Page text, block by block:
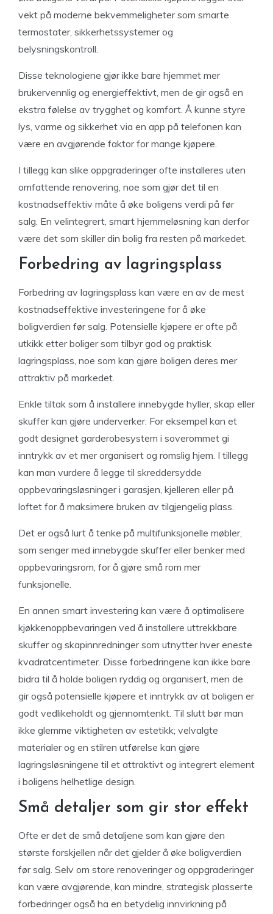
vekt på moderne bekvemmeligheter som smarte
termostater, sikkerhetssystemer og
belysningskontroll.
Disse teknologiene gjør ikke bare hjemmet mer
brukervennlig og energieffektivt, men de gir også en
ekstra følelse av trygghet og komfort. Å kunne styre
lys, varme og sikkerhet via en app på telefonen kan
være en avgjørende faktor for mange kjøpere.
I tillegg kan slike oppgraderinger ofte installeres uten
omfattende renovering, noe som gjør det til en
kostnadseffektiv måte å øke boligens verdi på før
salg. En velintegrert, smart hjemmeløsning kan derfor
være det som skiller din bolig fra resten på markedet.
Forbedring av lagringsplass
Forbedring av lagringsplass kan være en av de mest
kostnadseffektive investeringene for å øke
boligverdien før salg. Potensielle kjøpere er ofte på
utkikk etter boliger som tilbyr god og praktisk
lagringsplass, noe som kan gjøre boligen deres mer
attraktiv på markedet.
Enkle tiltak som å installere innebygde hyller, skap eller
skuffer kan gjøre underverker. For eksempel kan et
godt designet garderobesystem i soverommet gi
inntrykk av et mer organisert og romslig hjem. I tillegg
kan man vurdere å legge til skreddersydde
oppbevaringsløsninger i garasjen, kjelleren eller på
loftet for å maksimere bruken av tilgjengelig plass.
Det er også lurt å tenke på multifunksjonelle møbler,
som senger med innebygde skuffer eller benker med
oppbevaringsrom, for å gjøre små rom mer
funksjonelle.
En annen smart investering kan være å optimalisere
kjøkkenoppbevaringen ved å installere uttrekkbare
skuffer og skapinnredninger som utnytter hver eneste
kvadratcentimeter. Disse forbedringene kan ikke bare
bidra til å holde boligen ryddig og organisert, men de
gir også potensielle kjøpere et inntrykk av at boligen er
godt vedlikeholdt og gjennomtenkt. Til slutt bør man
ikke glemme viktigheten av estetikk; velvalgte
materialer og en stilren utførelse kan gjøre
lagringsløsningene til et attraktivt og integrert element
i boligens helhetlige design.
Små detaljer som gir stor effekt
Ofte er det de små detaljene som kan gjøre den
største forskjellen når det gjelder å øke boligverdien
før salg. Selv om store renoveringer og oppgraderinger
kan være avgjørende, kan mindre, strategisk plasserte
forbedringer også ha en betydelig innvirkning på